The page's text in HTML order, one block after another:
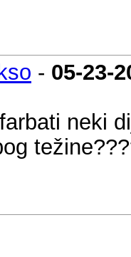
- 05-23-
neki